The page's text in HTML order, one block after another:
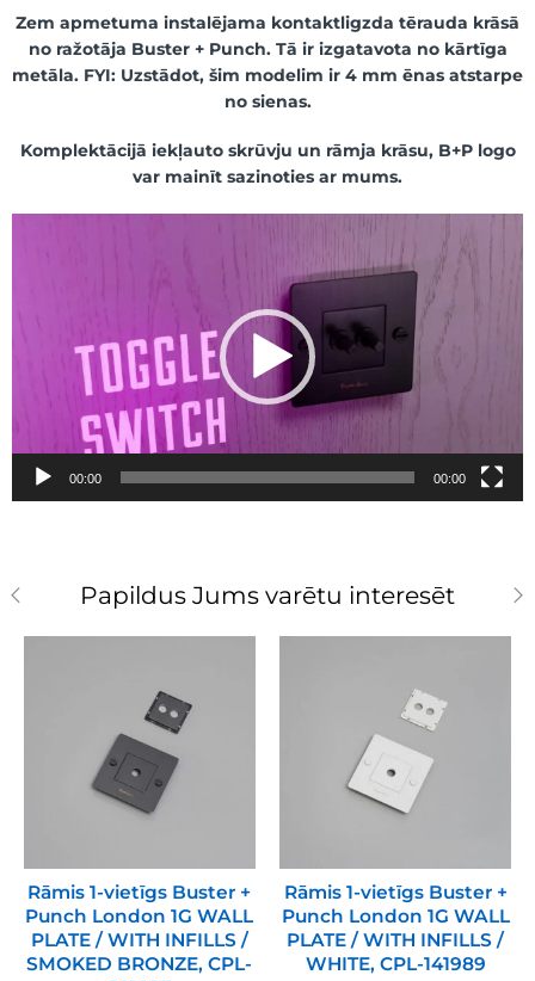
Zem apmetuma instalējama kontaktligzda tērauda krāsā
no ražotāja Buster + Punch. Tā ir izgatavota no kārtīga
metāla. FYI: Uzstādot, šim modelim ir 4 mm ēnas atstarpe
no sienas.
Komplektācijā iekļauto skrūvju un rāmja krāsu, B+P logo
var mainīt sazinoties ar mums.
Video
00:00 00:00
Papildus Jums varētu interesēt
Rāmis 1-vietīgs Buster +
Punch London 1G WALL
PLATE / WITH INFILLS /
SMOKED BRONZE, CPL-
Rāmis 1-vietīgs Buster +
Punch London 1G WALL
PLATE / WITH INFILLS /
WHITE, CPL-141989